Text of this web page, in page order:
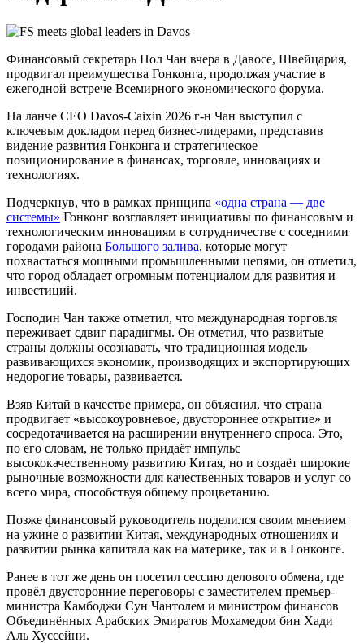
Финансовый секретарь Пол Чан вчера в Давосе, Швейцария,
продвигал преимущества Гонконга, продолжая участие в
ежегодной встрече Всемирного экономического форума.
На ланче CEO Davos-Caixin 2026 г-н Чан выступил с
ключевым докладом перед бизнес-лидерами, представив
видение развития Гонконга и стратегическое
позиционирование в финансах, торговле, инновациях и
технологиях.
Подчеркнув, что в рамках принципа «одна страна — две
системы» Гонконг возглавляет инициативы по финансовым и
технологическим инновациям в сотрудничестве с соседними
городами района Большого залива, которые могут
похвастаться мощными промышленными цепями, он отметил,
что город обладает огромным потенциалом для развития и
инвестиций.
Господин Чан также отметил, что международная торговля
переживает сдвиг парадигмы. Он отметил, что развитые
страны должны осознавать, что традиционная модель
развивающихся экономик, производящих и экспортирующих
недорогие товары, развивается.
Взяв Китай в качестве примера, он объяснил, что страна
продвигает «высокоуровневое, двустороннее открытие» и
сосредотачивается на расширении внутреннего спроса. Это,
по его словам, не только придаёт импульс
высококачественному развитию Китая, но и создаёт широкие
рыночные возможности для качественных товаров и услуг со
всего мира, способствуя общему процветанию.
Позже финансовый руководитель поделился своим мнением
на ужине о развитии Китая, международных отношениях и
развитии рынка капитала как на материке, так и в Гонконге.
Ранее в тот же день он посетил сессию делового обмена, где
провёл двусторонние переговоры с заместителем премьер-
министра Камбоджи Сун Чантолем и министром финансов
Объединённых Арабских Эмиратов Мохамедом бин Хади
Аль Хуссейни.